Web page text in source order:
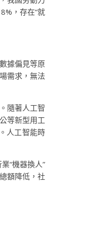
，存在“就
據偏見等原
需求，無法
隨著人工智
等新型用工
人工智能時
“機器換人”
額降低，社